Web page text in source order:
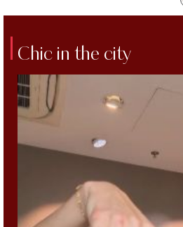
Chic in the city